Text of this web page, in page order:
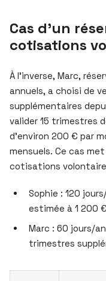
Cas d’un
cotisations
À l’inverse, Marc,
annuels, a choisi de
supplémentaires
valider 15 trimestres
d’environ 200 € par
mensuels. Ce cas
cotisations
Sophie : 120
estimée à 1 200
Marc : 60 jours/
trimestres